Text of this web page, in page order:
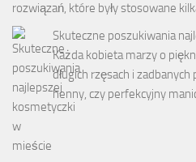
rozwiązań, które były stosowane
Skuteczne poszukiwania
Każda kobieta marzy o
długich rzęsach i
henny, czy perfekcyjny